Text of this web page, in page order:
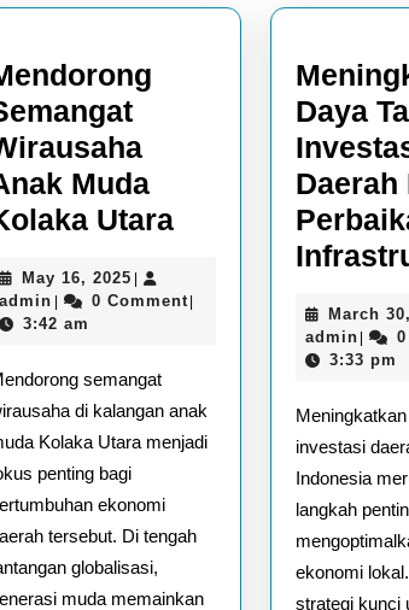
Muda
UtaraMendorong
Semangat
Wirausaha
Kolaka
Utara
May 16, 2025 May
16,
|
admin admin
| 0 Comment |
3:42 am
semangat
di kalangan anak
Kolaka Utara menjadi
penting bagi
ekonomi
tersebut. Di tengah
globalisasi,
muda memainkan
Daya
Daerah
March
adminadmin
|
3:33 pm
investasi
Indonesia
langkah
ekonomi
strategi kunci